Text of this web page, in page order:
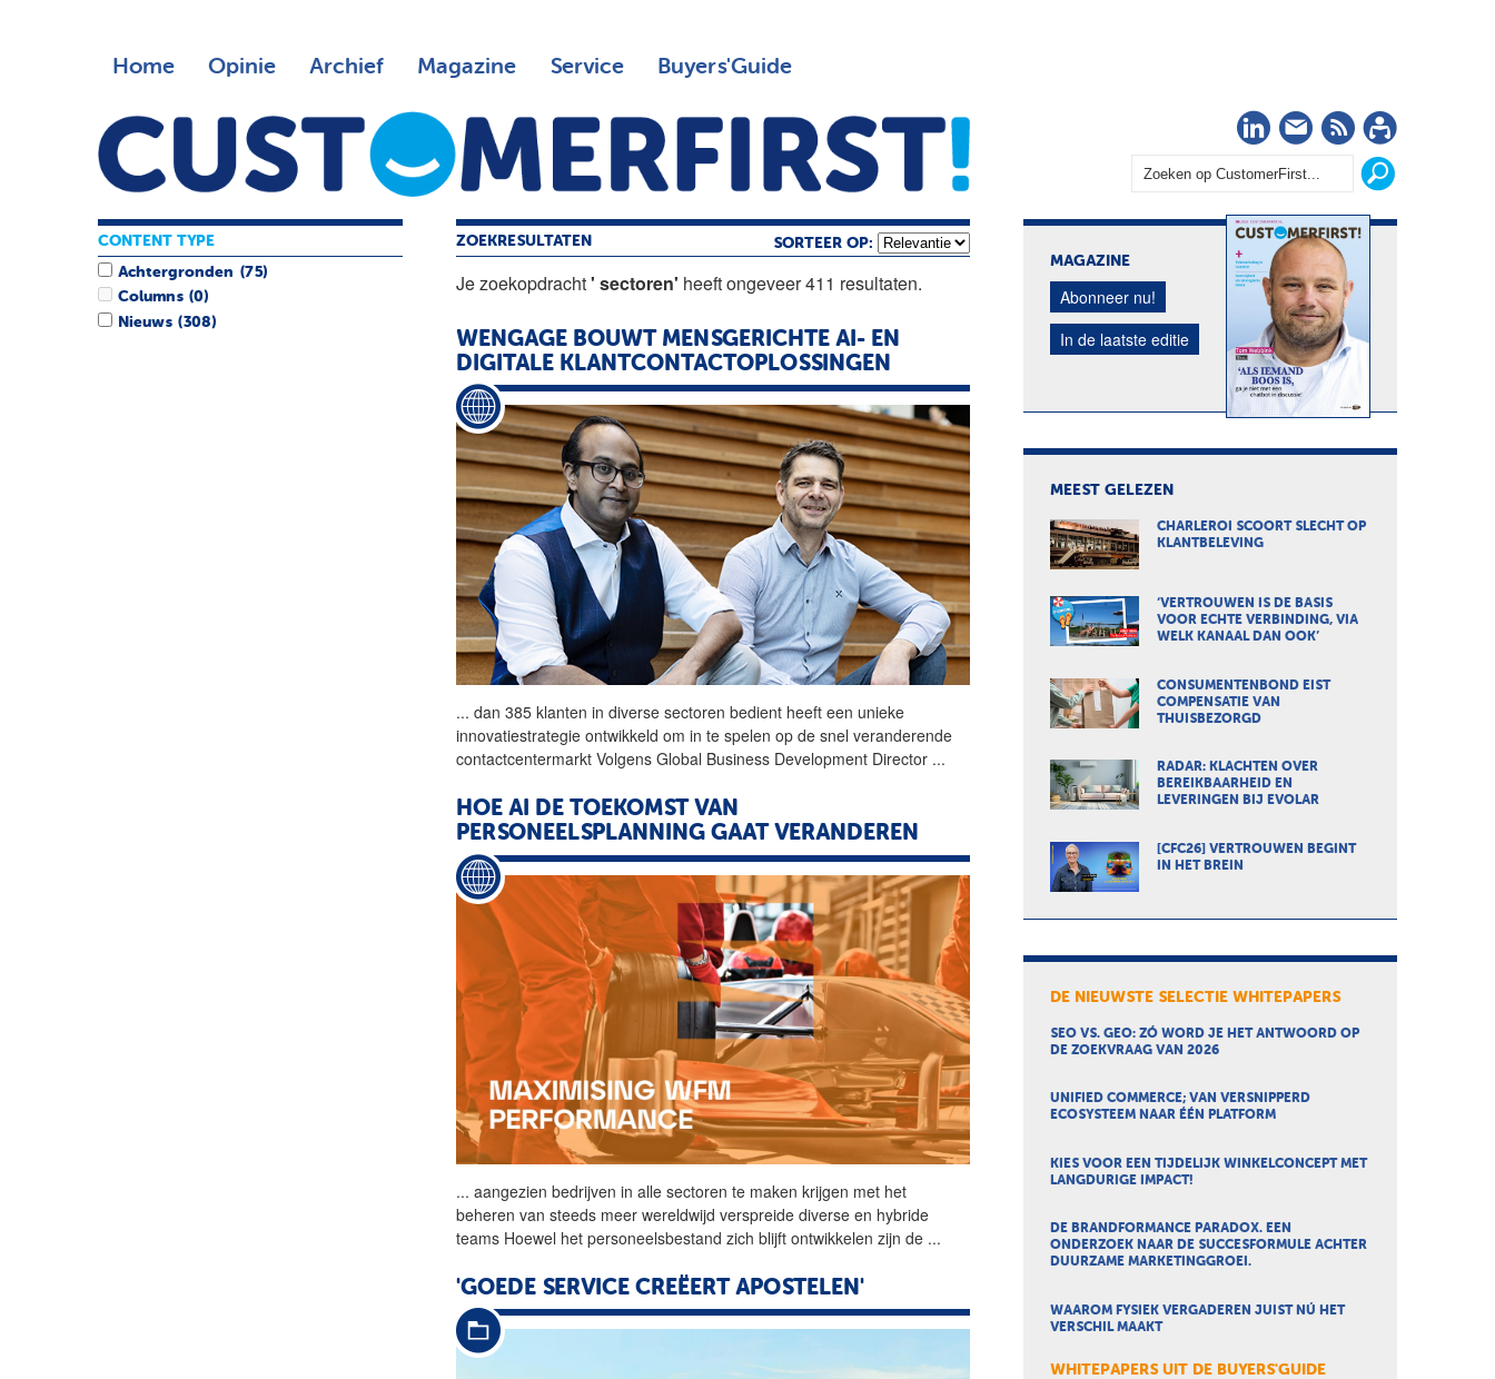
Home Opinie Archief Magazine Service Buyers'Guide
LinkedIn
Nieuwsbrief
RSS
ZOEKRESULTATEN SORTEER OP:
Je zoekopdracht' sectoren' heeft ongeveer 411 resultaten.
WENGAGE BOUWT MENSGERICHTE AI- EN
DIGITALE KLANTCONTACTOPLOSSINGEN
... dan 385 klanten in diversesectoren bedient heeft een unieke
innovatiestrategie ontwikkeld om in te spelen op de snel veranderende
contactcentermarkt Volgens Global Business Development Director ...
HOE AI DE TOEKOMST VAN
PERSONEELSPLANNING GAAT VERANDEREN
... aangezien bedrijven in allesectoren te maken krijgen met het
beheren van steeds meer wereldwijd verspreide diverse en hybride
teams Hoewel het personeelsbestand zich blijft ontwikkelen zijn de ...
'GOEDE SERVICE CREËERT APOSTELEN'
CONTENT TYPE
Achtergronden (75)
Columns (0)
Nieuws (308)
MAGAZINE
Abonneer nu!
In de laatste editie
MEEST GELEZEN
CHARLEROI SCOORT SLECHT OP
KLANTBELEVING
‘VERTROUWEN IS DE BASIS
VOOR ECHTE VERBINDING, VIA
WELK KANAAL DAN OOK’
CONSUMENTENBOND EIST
COMPENSATIE VAN
THUISBEZORGD
RADAR: KLACHTEN OVER
BEREIKBAARHEID EN
LEVERINGEN BIJ EVOLAR
[CFC26] VERTROUWEN BEGINT
IN HET BREIN
DE NIEUWSTE SELECTIE WHITEPAPERS
SEO VS. GEO: ZÓ WORD JE HET ANTWOORD OP
DE ZOEKVRAAG VAN 2026
UNIFIED COMMERCE; VAN VERSNIPPERD
ECOSYSTEEM NAAR ÉÉN PLATFORM
KIES VOOR EEN TIJDELIJK WINKELCONCEPT MET
LANGDURIGE IMPACT!
DE BRANDFORMANCE PARADOX. EEN
ONDERZOEK NAAR DE SUCCESFORMULE ACHTER
DUURZAME MARKETINGGROEI.
WAAROM FYSIEK VERGADEREN JUIST NÚ HET
VERSCHIL MAAKT
WHITEPAPERS UIT DE BUYERS'GUIDE